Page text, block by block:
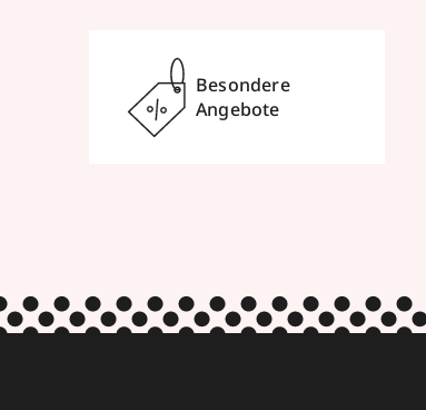
Besondere
Angebote